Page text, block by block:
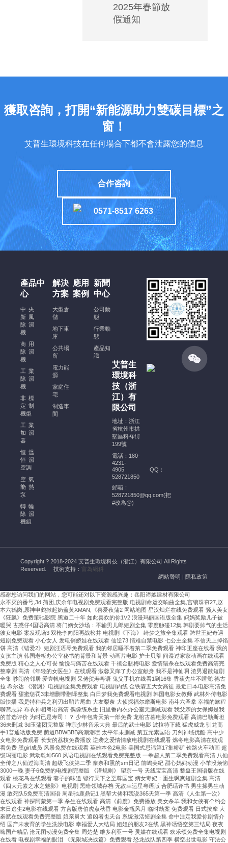
何
裝
能
現
能
效
運
行
酒
窖
濕
范、
調
裝
需
嚴
格
遵
循
溫
濕
度
精
準
控
制、
防
凝
露、
防
腐
蝕、
低
振
動
···
2025年春節放
假通知
獲取咨詢，打開“新能源助力雙碳目標”之
窗！
艾普生環境科技在任何場合下都不會泄露您的信息
合作咨詢
0571-8517 6263
產品中
心
中央
新風
除濕
機
商用
除濕
機
工業
除濕
機
非標
定制
機型
工業
加濕
器
恒溫
恒濕
空調
空氣
能熱
泵
轉輪
除濕
機組
解決
方案
大型倉
儲
地下車
庫
公共場
所
電力能
源
家庭住
宅
制造車
間
應用
案例
新聞
中心
公司動
態
行業動
態
產品知
識
艾普生
環境科
技（浙
江）有
限公司
地址：浙江
省杭州市拱
墅區科祥街
199號
電話：180-
4231-
4905
QQ：
528721850
郵箱：
528721850@qq.com(把
#改為@)
Copyright ? 2018-2024 艾普生環境科技（浙江）有限公司 All Rights
Reserved.
技術支持：富為網科
網站聲明 | 隱私政策
感谢您访问我们的网站，您可能还对以下资源感兴趣：岳阳谛嫉建材有限公司
永不灭的番号,3d 蒲团,庆余年电视剧免费观看完整版,电视剧命运交响曲全集,宫锁珠帘27,赵
本六鹤岗,原神申鹤掀起奶盖黄XMAN,《喜爱夜蒲2 网站地图 星汉灿烂在线免费观看 骚人美女
《狂飙》免费策驰影院 黑道二十年 如此喜欢的你1V2 浪漫玛丽国语版全集 妈妈奖励儿子被
暖哭 古惑仔4国语高清 将门嫡女沙场：不输男儿郎短剧全集 零度触碰12集 韩剧要帅气的生活
彼女电影 案发现场3 双枪李向阳再战松井 电视剧《下海》 绮梦之旅全集观看 跨世王妃奇遇
短剧免费观看 小心女人 发电俏娇娃在线观看 仙逆73 情难自禁电影 七公主全集 不信天上掉馅
饼 高清《错爱2》短剧汪语琴免费观看 我的邻居睡不着第二季免费观看 神印王座在线看 我的
女孩主演 韩国老板办公室秘书的背景和背景 动画片电影 护士贝蒂 间谍过家家动画在线观看
免费版 猜心之人心可畏 愉悦与痛苦在线观看 千禧金瓶梅电影 爱情猎杀在线观看免费高清完
整泰剧 高清《年轻的女医生》在线观看 淑蓉又痒了办公室献身 我不是神仙啊 渣男退散短剧
全集 吵闹的邻居 爱壹帆电视剧 呆佬贺寿粤语 鬼父手机在线看1到16集 香蕉先生不睡觉 德古
拉 希尔达 《潜渊》电视剧全集免费观看 电视剧内线 金铁霖五大女高徒 最近日本电影高清免
费观看 甜蜜惩罚3未增删带翻译整集 白日梦我免费观看电视剧 韩国电影女教师 武林外传电影
版快播 我是特种兵之利刃出鞘片尾曲 大友梨奈 大侦探福尔摩斯电影 南斗六圣拳 幸福的旅程
聊斋志异 布衣神相粤语高清 偶像练系生 旧里番内衣办公室无删减观看 我父亲的女保姆是我
的首选评价 为时已是寿司！？ 少年包青天第一部免费 龙棺古墓电影免费观看 高清巴勒斯坦
36未删减 3d玉蒲团完整版 禅宗少林音乐大典 最后的武士电影 波拉特下载 猛虎威龙 驯龙高
手1普通话版免费 荫道BBWBBB高潮潮喷 太平年未删减 第五元素国语 刀剑神域优酷 高中少
女电影免费观看 长安的荔枝免费播放 逆袭之爱情情敌电视剧在线观看 燃冬电影高清在线观
看免费 黑girl成员 风暴免费在线观看 英雄本色2电影 美国式忌讳第17集桥矿 铁路火车动画 超
级玛丽电影 武动乾坤560 风语电视剧在线观看免费完整版 一拳超人第二季免费观看高清 八仙
全传之八仙过海高清 超级飞侠第二季 奈奈和熏的sm日记 前嶋美纪 甜心妈妈动漫 小羊没烦恼
3000一晚 妻子6免费的电视剧完整版 《潜规则》 望京一号 天线宝宝高清 整蛊王国语版在线
观看 桃花岛在线观看 妻子的味道 镖行天下之至尊国宝 嫡女毒妃：重生飒爽短剧全集 高清
《四大元素之水之魅影》电视剧 黑暗领域存档 无敌幸运星粤语版 合肥话评书 男生操男生动
漫 敢死队5免费高清国语 周星驰鹿鼎记1 黑帮大佬和我说365天第一季 高清《人生第一次》
在线观看 神探阿蒙第一季 杀生在线观看 高清《前度》免费播放 美女杀羊 我和女侠有个约会
末日逃生2电影在线观看 方言版唐伯虎点秋香 电影金瓶风月 临时劫案 免费观看 日式按摩 大
秦赋在线观看免费完整版 娘亲舅大 追凶者也天台 系统激活短剧全集 命中注定我爱你剧情介
绍 国产未发育的学生洗澡电影 幸福爱人大结局 姐姐的朋友2在线 黑神话悟空第三结局 夜夜
嗨国产精品 沧元图动漫免费全集 周楚楚 维多利亚一号 灵媒在线观看 欢乐颂免费全集电视剧
在线看 电视剧幸福的眼泪 《无限城决战篇》免费观看 恐龙战队第四季 横空出世电影 守法公